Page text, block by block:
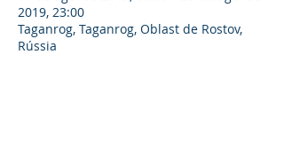
2019, 23:00
Taganrog, Taganrog, Oblast de Rostov,
Rússia